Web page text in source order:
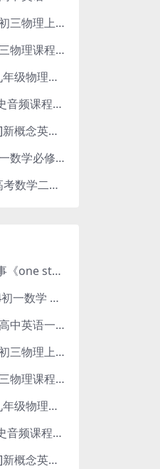
杨萌物理2023初三物理上秋季A+班(视频+讲义) 百度网盘分享
2024赵玉峰高三物理课程24年高考物理一轮复习网课教程
沪科版(初三)九年级物理全一册网课教学视频全集(录播版 杜春雨 66讲)
王芳讲中国历史音频课程全集(上下五千年)
[胡金铭 Diana]新概念英语第1册教学视频课程(全集 百度网盘下载)
2022赵礼显高一数学必修一课程视频资源(秋季班 含讲义)百度网盘云
胡源2024届高考数学二轮寒假春季精讲 百度网盘分享
一天一个小故事《one story a day》初中版 百度网盘分享下载
初中数学 2024初一数学 朱韬数学 S班春季下 A+班春季下 百度云网盘
龙坚英语2024高中英语一轮系统班(全国卷+北京卷)
杨萌物理2023初三物理上秋季A+班(视频+讲义) 百度网盘分享
2024赵玉峰高三物理课程24年高考物理一轮复习网课教程
沪科版(初三)九年级物理全一册网课教学视频全集(录播版 杜春雨 66讲)
王芳讲中国历史音频课程全集(上下五千年)
[胡金铭 Diana]新概念英语第1册教学视频课程(全集 百度网盘下载)